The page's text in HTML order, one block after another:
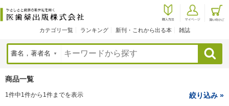
カテゴリ一覧 ランキング 新刊・これから出る本 雑誌
検索
商品一覧
1件中1件から1件までを表示 絞り込み »